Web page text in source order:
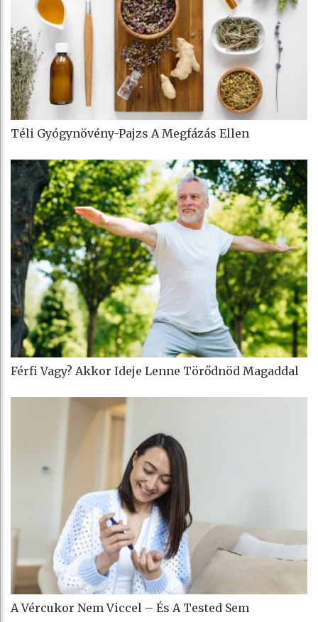
Téli Gyógynövény-Pajzs A Megfázás Ellen
Férfi Vagy? Akkor Ideje Lenne Törődnöd Magaddal
A Vércukor Nem Viccel – És A Tested Sem